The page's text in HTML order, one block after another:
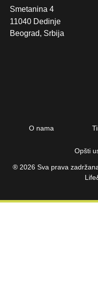
Smetanina 4
11040 Dedinje
Beograd, Srbija
O nama
Opšti
® 2026 Sva prava